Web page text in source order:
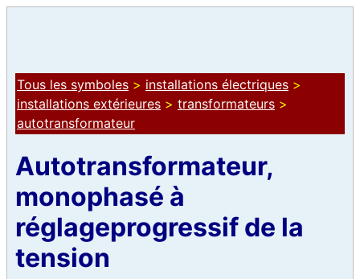
Tous les symboles > installations électriques >
installations extérieures > transformateurs >
autotransformateur
Autotransformateur,
monophasé à
réglageprogressif de la
tension